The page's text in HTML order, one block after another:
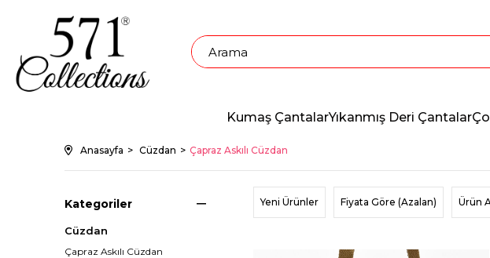
Kumaş ÇantalarYıkanmış Deri Çantalar
Anasayfa Cüzdan Çapraz Askılı Cüzdan
Kategoriler
Cüzdan
Çapraz Askılı Cüzdan
Yeni Ürünler Fiyata Göre (Azalan) Ürün